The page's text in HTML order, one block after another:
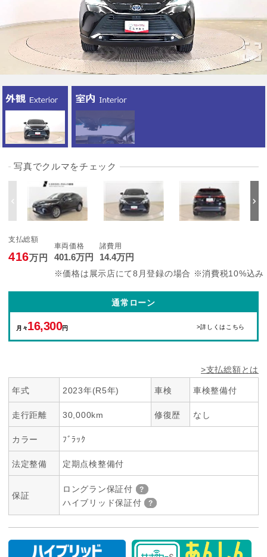
写真でクルマをチェック
支払総額
416万円
車両価格
401.6万円
諸費用
14.4万円
※価格は展示店にて8月登録の場合 ※消費税10%込み
通常ローン
月々16,300円 >詳しくはこちら
>支払総額とは
年式 2023年(R5年) 車検 車検整備付
走行距離 30,000km 修復歴 なし
カラー ﾌﾞﾗｯｸ
法定整備 定期点検整備付
保証
ロングラン保証付
ハイブリッド保証付